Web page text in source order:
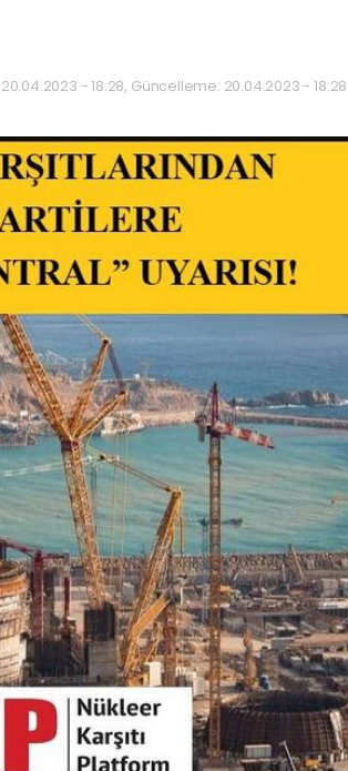
20.04.2023 - 18:28, Güncelleme: 20.04.2023 - 18:28